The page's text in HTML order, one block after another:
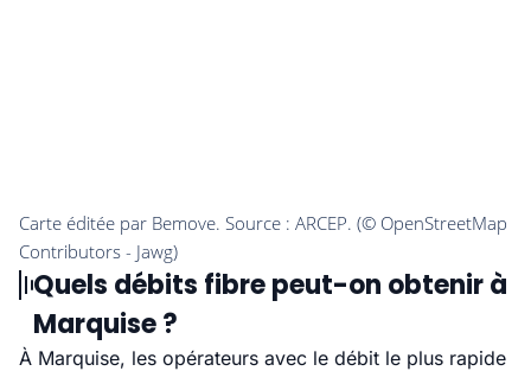
Quels débits fibre peut-on obtenir à
Marquise ?
À Marquise, les opérateurs avec le débit le plus rapide